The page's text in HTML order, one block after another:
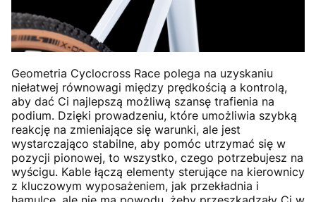
Geometria Cyclocross Race polega na uzyskaniu
niełatwej równowagi między prędkością a kontrolą,
aby dać Ci najlepszą możliwą szansę trafienia na
podium. Dzięki prowadzeniu, które umożliwia szybką
reakcję na zmieniające się warunki, ale jest
wystarczająco stabilne, aby pomóc utrzymać się w
pozycji pionowej, to wszystko, czego potrzebujesz na
wyścigu. Kable łączą elementy sterujące na kierownicy
z kluczowym wyposażeniem, jak przekładnia i